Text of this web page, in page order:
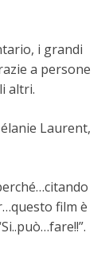
i grandi
a persone
altri.
Laurent,
film è